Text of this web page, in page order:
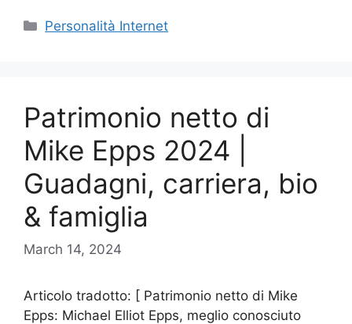
Categories
Personalità Internet
Patrimonio netto di
Mike Epps 2024 |
Guadagni, carriera, bio
& famiglia
March 14, 2024
Articolo tradotto: [ Patrimonio netto di Mike
Epps: Michael Elliot Epps, meglio conosciuto